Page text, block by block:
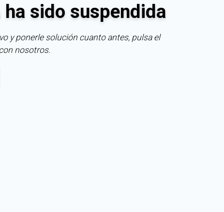
sido suspendida
y ponerle solución cuanto antes, pulsa el
nosotros.